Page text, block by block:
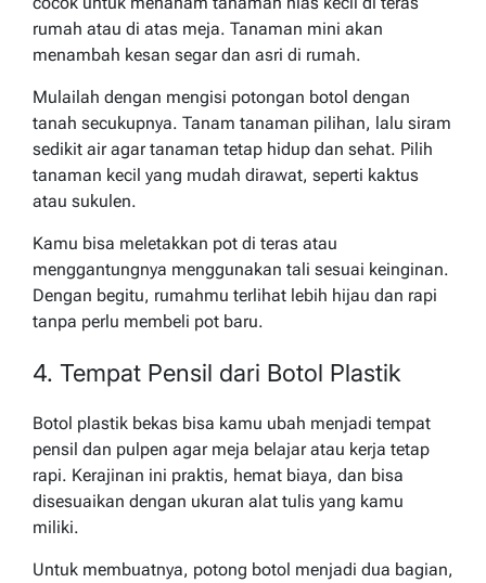
rumah atau di atas meja. Tanaman mini akan
menambah kesan segar dan asri di rumah.
Mulailah dengan mengisi potongan botol dengan
tanah secukupnya. Tanam tanaman pilihan, lalu siram
sedikit air agar tanaman tetap hidup dan sehat. Pilih
tanaman kecil yang mudah dirawat, seperti kaktus
atau sukulen.
Kamu bisa meletakkan pot di teras atau
menggantungnya menggunakan tali sesuai keinginan.
Dengan begitu, rumahmu terlihat lebih hijau dan rapi
tanpa perlu membeli pot baru.
4. Tempat Pensil dari Botol Plastik
Botol plastik bekas bisa kamu ubah menjadi tempat
pensil dan pulpen agar meja belajar atau kerja tetap
rapi. Kerajinan ini praktis, hemat biaya, dan bisa
disesuaikan dengan ukuran alat tulis yang kamu
miliki.
Untuk membuatnya, potong botol menjadi dua bagian,